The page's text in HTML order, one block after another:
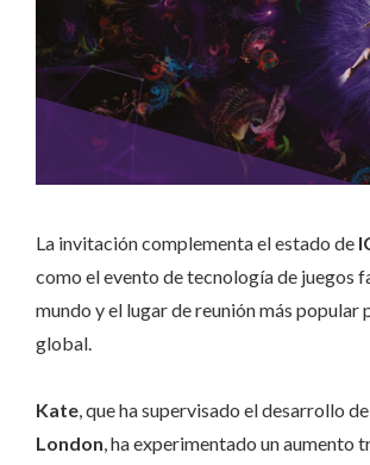
La invitación complementa el estado de
como el evento de tecnología de juegos
mundo y el lugar de reunión más popular
global.
Kate , que ha supervisado el desarrollo
London , ha experimentado un aumento